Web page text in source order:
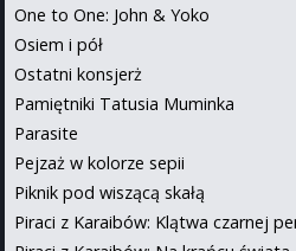
One to One: John & Yoko
Osiem i pół
Ostatni konsjerż
Pamiętniki Tatusia Muminka
Parasite
Pejzaż w kolorze sepii
Piknik pod wiszącą skałą
Piraci z Karaibów: Klątwa czarnej